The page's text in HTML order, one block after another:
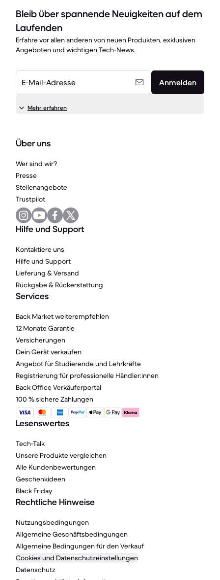
Bleib über spannende Neuigkeiten auf dem
Laufenden
Erfahre vor allen anderen von neuen Produkten, exklusiven
Angeboten und wichtigen Tech-News.
E-Mail-Adresse Anmelden
Mehr erfahren
Über uns
Wer sind wir?
Presse
Stellenangebote
Trustpilot
Hilfe und Support
Kontaktiere uns
Hilfe und Support
Lieferung & Versand
Rückgabe & Rückerstattung
Services
Back Market weiterempfehlen
12 Monate Garantie
Versicherungen
Dein Gerät verkaufen
Angebot für Studierende und Lehrkräfte
Registrierung für professionelle Händler:innen
Back Office Verkäuferportal
100 % sichere Zahlungen
Lesenswertes
Tech-Talk
Unsere Produkte vergleichen
Alle Kundenbewertungen
Geschenkideen
Black Friday
Rechtliche Hinweise
Nutzungsbedingungen
Allgemeine Geschäftsbedingungen
Allgemeine Bedingungen für den Verkauf
Cookies und Datenschutzeinstellungen
Datenschutz